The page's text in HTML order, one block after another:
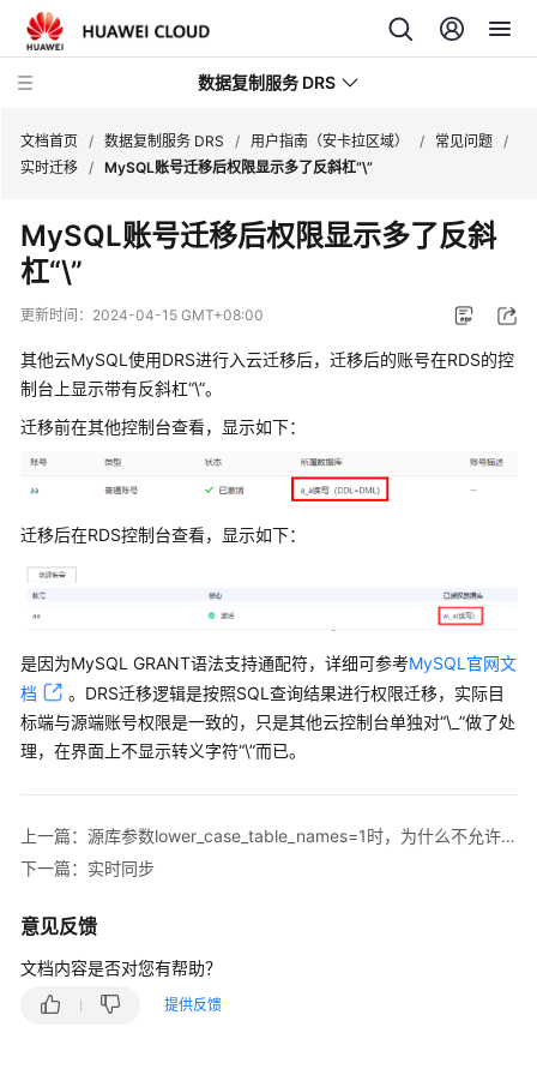
数据复制服务 DRS
新
动
产
品
介
绍
说
明
入
门
用
南
佳
实
践
文档首页 / 数据复制服务 DRS / 用户指南（安卡拉区域） / 常见问题 /
实时迁移 / MySQL账号迁移后权限显示多了反斜杠“\”
MySQL账号迁移后权限显示多了反斜
杠“\”
更新时间： 2024-04-15 GMT+08:00
其他云MySQL使用DRS进行入云迁移后，迁移后的账号在RDS的控
制台上显示带有反斜杠“\”。
迁移前在其他控制台查看，显示如下：
迁移后在RDS控制台查看，显示如下：
是因为MySQL GRANT语法支持通配符，详细可参考MySQL官网文
档
。DRS迁移逻辑是按照SQL查询结果进行权限迁移，实际目
标端与源端账号权限是一致的，只是其他云控制台单独对“\_”做了处
理，在界面上不显示转义字符“\”而已。
上一篇：源库参数lower_case_table_names=1时，为什么不允许迁移包含大写字母的库或者表
下一篇：实时同步
意见反馈
文档内容是否对您有帮助？
提供反馈